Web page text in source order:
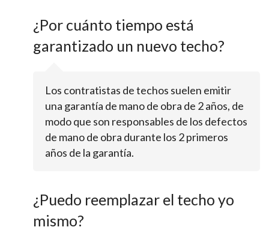
¿Por cuánto tiempo está
garantizado un nuevo techo?
Los contratistas de techos suelen emitir
una garantía de mano de obra de 2 años, de
modo que son responsables de los defectos
de mano de obra durante los 2 primeros
años de la garantía.
¿Puedo reemplazar el techo yo
mismo?